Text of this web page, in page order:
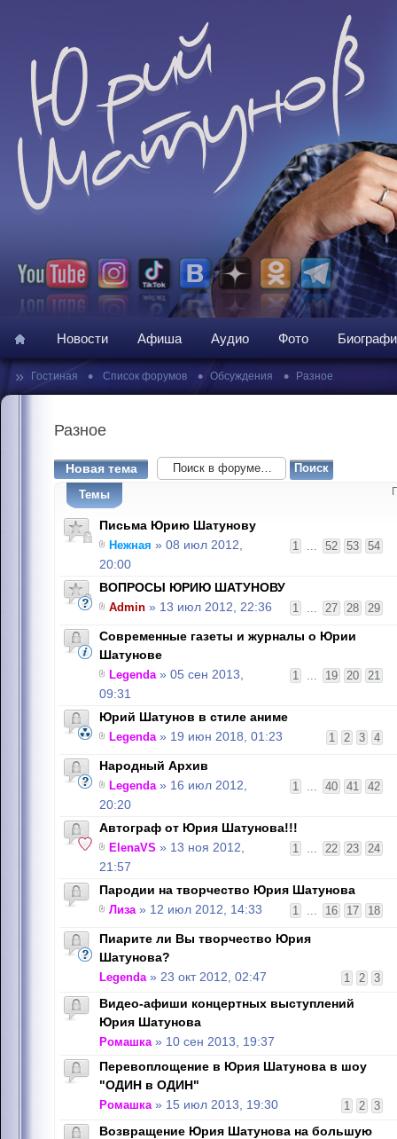
Новости Афиша Аудио Фото
» Гостиная • Список форумов • Обсуждения • Разное
Разное
Новая тема
Темы
Письма Юрию Шатунову
1 ... 52 53 54
Нежная » 08 июл 2012,
20:00
ВОПРОСЫ ЮРИЮ ШАТУНОВУ
1 ... 27 28 29
Admin » 13 июл 2012, 22:36
Современные газеты и журналы о Юрии
Шатунове
1 ... 19 20 21
Legenda» 05 сен 2013,
09:31
Юрий Шатунов в стиле аниме
1 2 3 4
Legenda» 19 июн 2018, 01:23
Народный Архив
1 ... 40 41 42
Legenda» 16 июл 2012,
20:20
Автограф от Юрия Шатунова!!!
1 ... 22 23 24
ElenaVS » 13 ноя 2012,
21:57
Пародии на творчество Юрия Шатунова
1 ... 16 17 18
Лиза» 12 июл 2012, 14:33
Пиарите ли Вы творчество Юрия
Шатунова?
1 2 3
Legenda» 23 окт 2012, 02:47
Видео-афиши концертных выступлений
Юрия Шатунова
Ромашка» 10 сен 2013, 19:37
Перевоплощение в Юрия Шатунова в шоу
"ОДИН в ОДИН"
1 2 3
Ромашка» 15 июл 2013, 19:30
Возвращение Юрия Шатунова на большую